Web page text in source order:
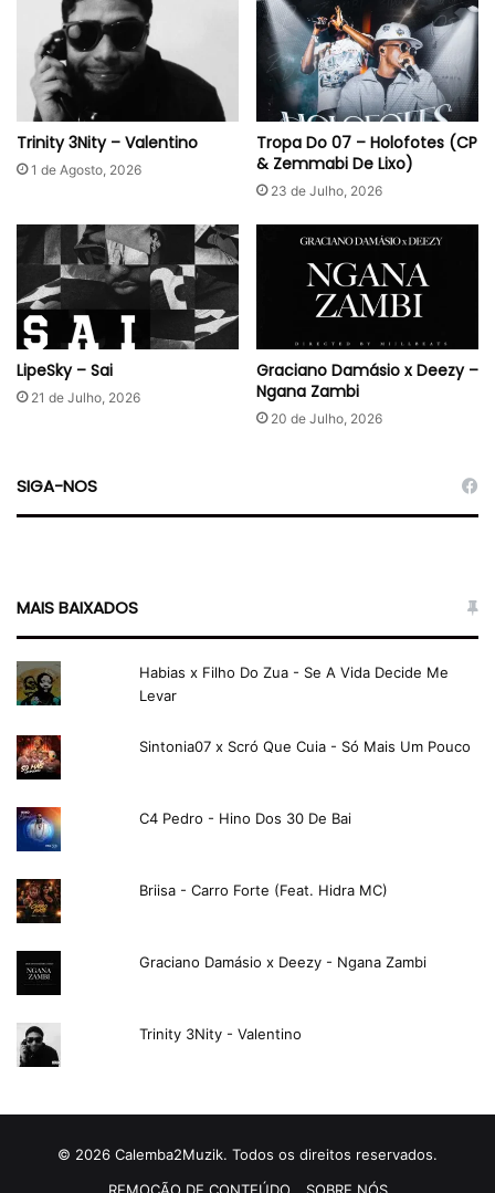
Trinity 3Nity – Valentino
1 de Agosto, 2026
Tropa Do 07 – Holofotes (CP
& Zemmabi De Lixo)
23 de Julho, 2026
LipeSky – Sai
21 de Julho, 2026
Graciano Damásio x Deezy –
Ngana Zambi
20 de Julho, 2026
SIGA-NOS
MAIS BAIXADOS
Habias x Filho Do Zua - Se A Vida Decide Me
Levar
Sintonia07 x Scró Que Cuia - Só Mais Um Pouco
C4 Pedro - Hino Dos 30 De Bai
Briisa - Carro Forte (Feat. Hidra MC)
Graciano Damásio x Deezy - Ngana Zambi
Trinity 3Nity - Valentino
© 2026 Calemba2Muzik. Todos os direitos reservados.